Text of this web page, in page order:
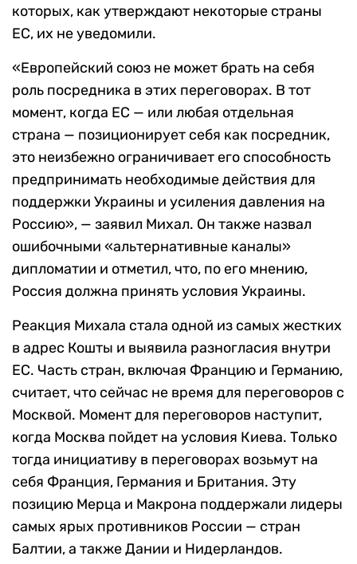
которых, как утверждают некоторые страны
ЕС, их не уведомили.
«Европейский союз не может брать на себя
роль посредника в этих переговорах. В тот
момент, когда ЕС — или любая отдельная
страна — позиционирует себя как посредник,
это неизбежно ограничивает его способность
предпринимать необходимые действия для
поддержки Украины и усиления давления на
Россию», — заявил Михал. Он также назвал
ошибочными «альтернативные каналы»
дипломатии и отметил, что, по его мнению,
Россия должна принять условия Украины.
Реакция Михала стала одной из самых жестких
в адрес Кошты и выявила разногласия внутри
ЕС. Часть стран, включая Францию и Германию,
считает, что сейчас не время для переговоров с
Москвой. Момент для переговоров наступит,
когда Москва пойдет на условия Киева. Только
тогда инициативу в переговорах возьмут на
себя Франция, Германия и Британия. Эту
позицию Мерца и Макрона поддержали лидеры
самых ярых противников России — стран
Балтии, а также Дании и Нидерландов.